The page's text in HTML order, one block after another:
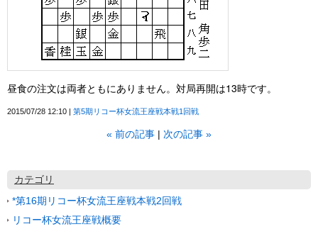
昼食の注文は両者ともにありません。対局再開は13時です。
2015/07/28 12:10 第5期リコー杯女流王座戦本戦1回戦
« 前の記事 次の記事 »
カテゴリ
*第16期リコー杯女流王座戦本戦2回戦
リコー杯女流王座戦概要